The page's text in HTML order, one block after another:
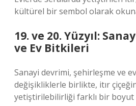
kültürel bir sembol olarak
19. ve 20. Yüzyıl:
ve Ev Bitkileri
Sanayi devrimi, şehirleşme ve ev
değişikliklerle birlikte, itır
yetiştirilebilirliği farklı bir boyut